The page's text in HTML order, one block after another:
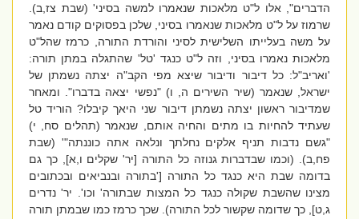
הדברים", אלו ל"ט מלאכות שנאמרו למשה בסיני' (שבת צז,ב).
שרמוז על ל"ט מלאכות שנאמרו בסיני, שלכן בפסוקים קודם נאמר
על משה בעלייתו השלישית לסיני והורדת התורה, כרמז שהל"ט
מלאכות נאמרו בסיני, וזה ל"ט כנגד 'טל' שהתגלה במתן תורה:
'ואריב"ל: כל דיבור ודיבור שיצא מפי הקב"ה יצתה נשמתן של
ישראל, שנאמר (שיר השירים ה, ו) "נפשי יצאה בדברו". ומאחר
שמדיבור ראשון יצתה נשמתן דיבור שני היאך קיבלו? הוריד טל
שעתיד להחיות בו מתים והחיה אותם, שנאמר (תהלים סח, י)
"גשם נדבות תניף אלקים נחלתך ונלאה אתה כוננתה"' (שבת
פח,ב). (וכמו שבדברות גנוזה כל התורה [יר' שקלים ו,א], כך גם
בדומה שבת היא כנגד כל התורה ['בתורה ובנביאים ובכתובים
מצינו שהשבת שקולה כנגד כל המצות שבתורה' וכו'. יר' נדרים
ג,ט], כך שדומה שקשור לכל התורה). שכך כרמז כמו שבמתן תורה